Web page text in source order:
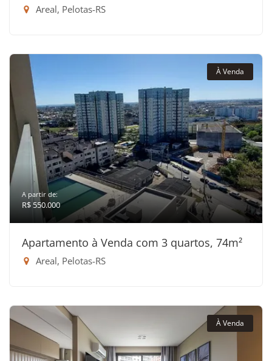
Areal, Pelotas-RS
À Venda
A partir de:
R$ 550.000
Apartamento à Venda com 3 quartos, 74m²
Areal, Pelotas-RS
À Venda